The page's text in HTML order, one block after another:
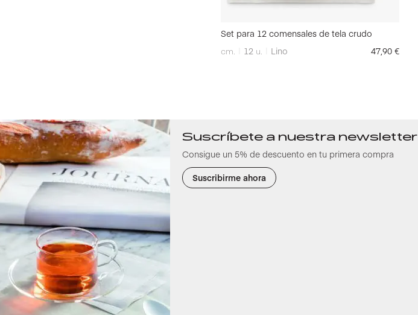
Set para 12 comensales de tela crudo
cm.
12 u. Lino 47,90 €
Suscríbete a nuestra newsletter
Consigue un 5% de descuento en tu primera compra
Suscribirme ahora